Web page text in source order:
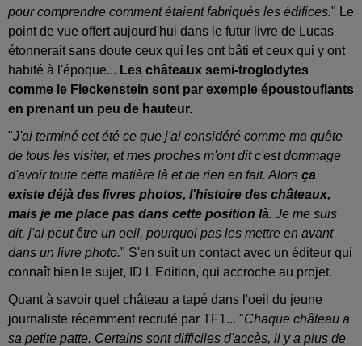
pour comprendre comment étaient fabriqués les édifices." Le
point de vue offert aujourd'hui dans le futur livre de Lucas
étonnerait sans doute ceux qui les ont bâti et ceux qui y ont
habité à l'époque... Les châteaux semi-troglodytes
comme le Fleckenstein sont par exemple époustouflants
en prenant un peu de hauteur.
"J'ai terminé cet été ce que j'ai considéré comme ma quête
de tous les visiter, et mes proches m'ont dit c'est dommage
d'avoir toute cette matière là et de rien en fait. Alors ça
existe déjà des livres photos, l'histoire des châteaux,
mais je me place pas dans cette position là. Je me suis
dit, j'ai peut être un oeil, pourquoi pas les mettre en avant
dans un livre photo." S'en suit un contact avec un éditeur qui
connaît bien le sujet, ID L'Edition, qui accroche au projet.
Quant à savoir quel château a tapé dans l'oeil du jeune
journaliste récemment recruté par TF1... "Chaque château a
sa petite patte. Certains sont difficiles d'accès, il y a plus de